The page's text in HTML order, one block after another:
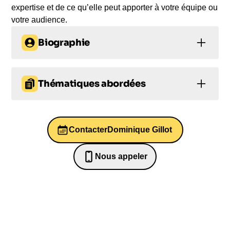
expertise et de ce qu’elle peut apporter à votre équipe ou
votre audience.
Biographie
et inspirante, qui a consacré sa carrière à
promouvoir la diversité et l'inclusion. En tant
sénatrice, elle a œuvré pour une société plus
égalitaire et a défendu la valeur de la culture
partagée. Son rapport sur l'intelligence artificielle et
son expérience dans la Silicon Valley lui confèrent
une expertise unique, lui permettant d'offrir des
Thématiques abordées
Ressources humaines Leadership
Gestion du temps Santé mentale
ContacterDominique Gillot
Nous appeler
0652698481